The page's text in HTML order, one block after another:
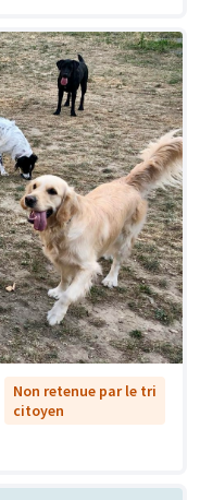
Non retenue par le tri
citoyen